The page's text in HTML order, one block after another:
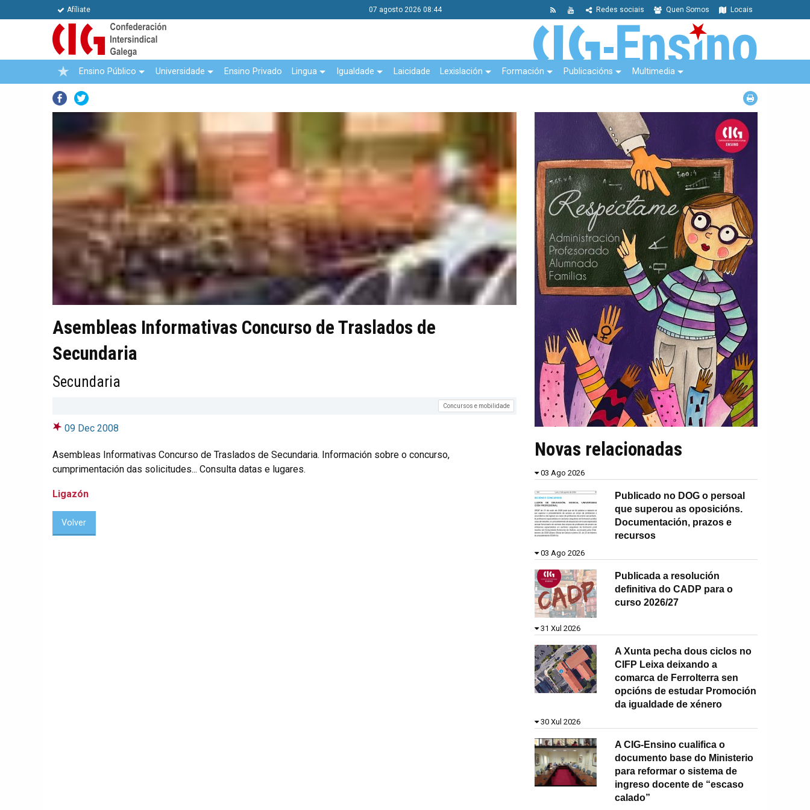
Afíliate 07 agosto 2026 08:44 Locais
Quen Somos
Redes sociais
Ensino Público Universidade Ensino Privado Lingua Igualdade Laicidade Lexislación Formación Publicacións Multimedia
Facebook
Asembleas Informativas Concurso de Traslados de
Secundaria
Secundaria
Concursos e mobilidade
09 Dec 2008
Asembleas Informativas Concurso de Traslados de Secundaria. Información sobre o concurso,
cumprimentación das solicitudes... Consulta datas e lugares.
Ligazón
Volver
Novas relacionadas
03 Ago 2026
Publicado no DOG o persoal
que superou as oposicións.
Documentación, prazos e
recursos
03 Ago 2026
Publicada a resolución
definitiva do CADP para o
curso 2026/27
31 Xul 2026
A Xunta pecha dous ciclos no
CIFP Leixa deixando a
comarca de Ferrolterra sen
opcións de estudar Promoción
da igualdade de xénero
30 Xul 2026
A CIG-Ensino cualifica o
documento base do Ministerio
para reformar o sistema de
ingreso docente de “escaso
calado”